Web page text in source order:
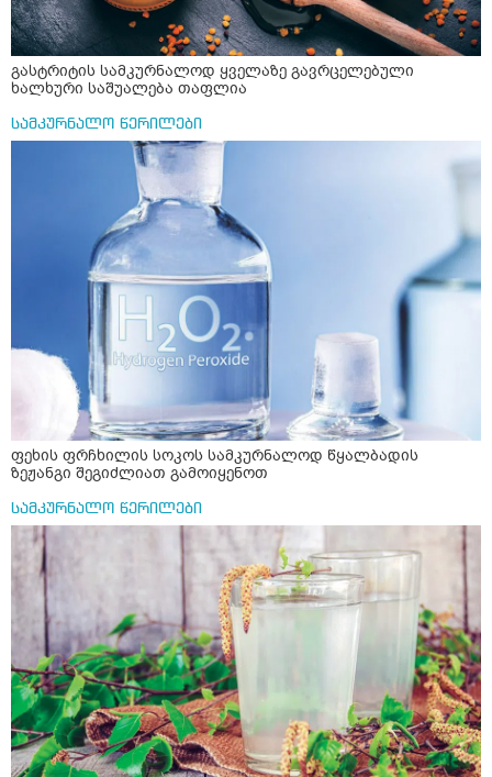
გასტრიტის სამკურნალოდ ყველაზე გავრცელებული
ხალხური საშუალება თაფლია
სამკურნალო წერილები
ფეხის ფრჩხილის სოკოს სამკურნალოდ წყალბადის
ზეჟანგი შეგიძლიათ გამოიყენოთ
სამკურნალო წერილები